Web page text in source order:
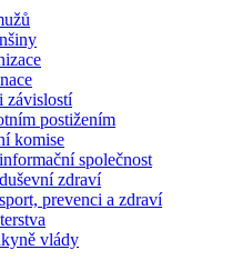
závislostí
postižením
komise
společnost
zdraví
prevenci a zdraví
vlády